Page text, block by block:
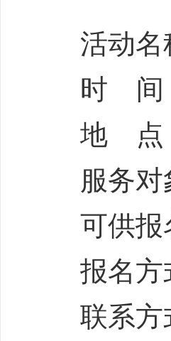
活动名
时 间
地 点
服务
可供报
报名方
联系方